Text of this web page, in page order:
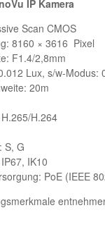
IP Kamera
Scan CMOS
8160 × 3616 Pixel
F1.4/2,8mm
Lux, s/w-Modus:
20m
H.264
S, G
IK10
PoE (IEEE